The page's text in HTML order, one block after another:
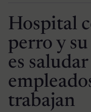
Hospital
perro y
es
trabajan